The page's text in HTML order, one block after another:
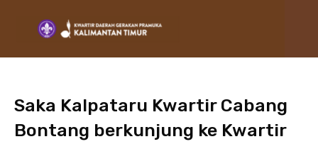
Saka Kalpataru Kwartir Cabang
Bontang berkunjung ke Kwartir